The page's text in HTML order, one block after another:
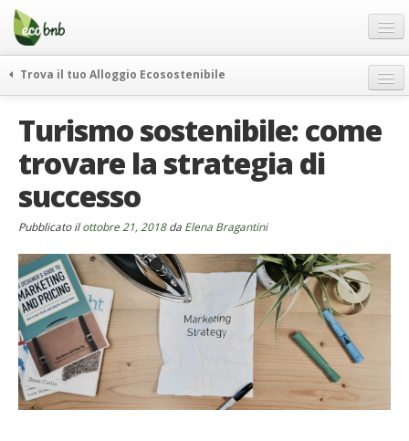
Menu
Salta
contenuto
Offerte Speciali
Regali
FAQ
Chi Siamo
Partner
Contatti
Italiano
German
English
Spanish
Trova il tuo Alloggio Ecosostenibile
itinerari
curiosità
vivere e viaggiare verde
rassegna stampa
Turismo sostenibile: come
trovare la strategia di
successo
Pubblicato ilottobre 21, 2018da Elena Bragantini